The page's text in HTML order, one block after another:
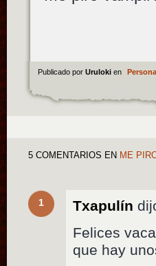
Publicado por Uruloki en
5 COMENTARIOS EN ME
1 Txapulín
Felices
que hay